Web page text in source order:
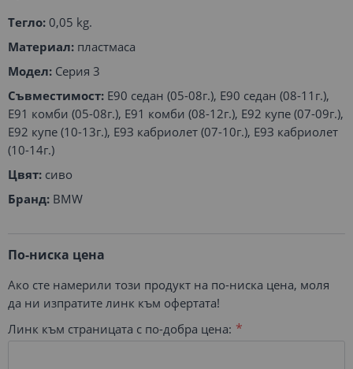
Тегло: 0,05 kg.
Материал: пластмаса
Модел: Серия 3
Съвместимост: E90 седан (05-08г.), E90 седан (08-11г.),
E91 комби (05-08г.), E91 комби (08-12г.), E92 купе (07-09г.),
E92 купе (10-13г.), E9З кабриолет (07-10г.), E9З кабриолет
(10-14г.)
Цвят: сиво
Бранд: BMW
По-ниска цена
Ако сте намерили този продукт на по-ниска цена, моля
да ни изпратите линк към офертата!
Линк към страницата с по-добра цена: